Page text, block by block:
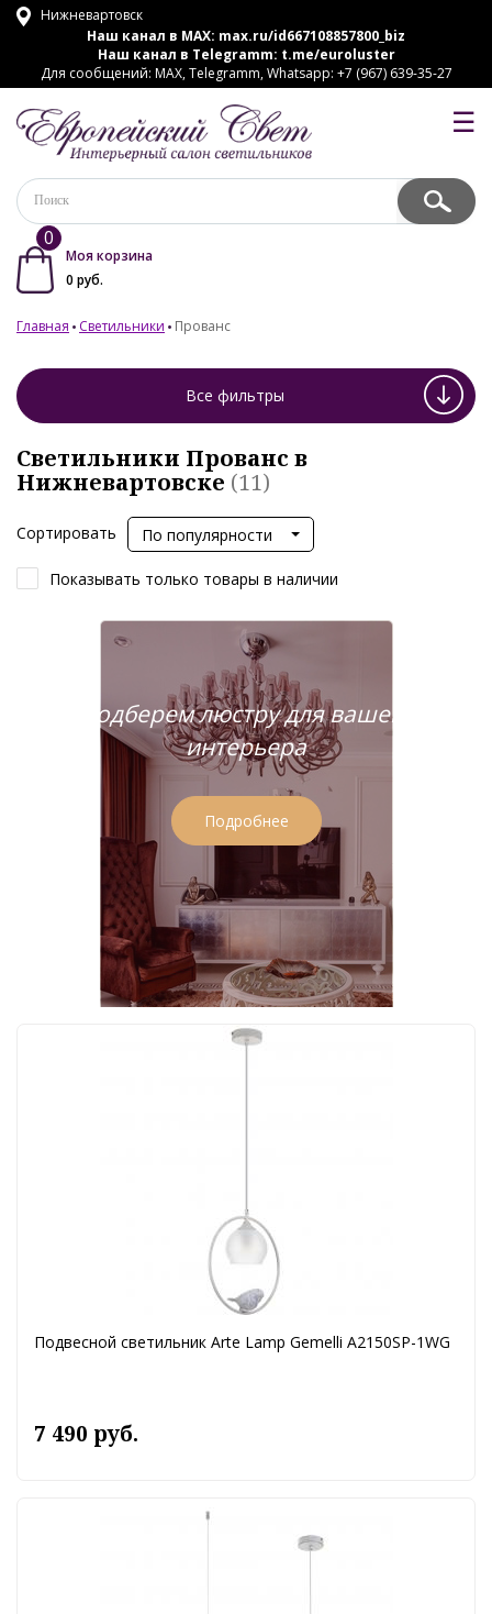
Нижневартовск
Наш канал в MAX: max.ru/id667108857800_biz
Наш канал в Telegramm: t.me/euroluster
Для сообщений: MAX, Telegramm, Whatsapp: +7 (967) 639-35-27
☰
0
Моя корзина
0 руб.
Главная Светильники Прованс
Все фильтры
Светильники Прованс в
Нижневартовске (11)
Сортировать По популярности
Показывать только товары в наличии
Подберем люстру для вашего
интерьера
Подробнее
Подвесной светильник Arte Lamp Gemelli A2150SP-1WG
7 490 руб.